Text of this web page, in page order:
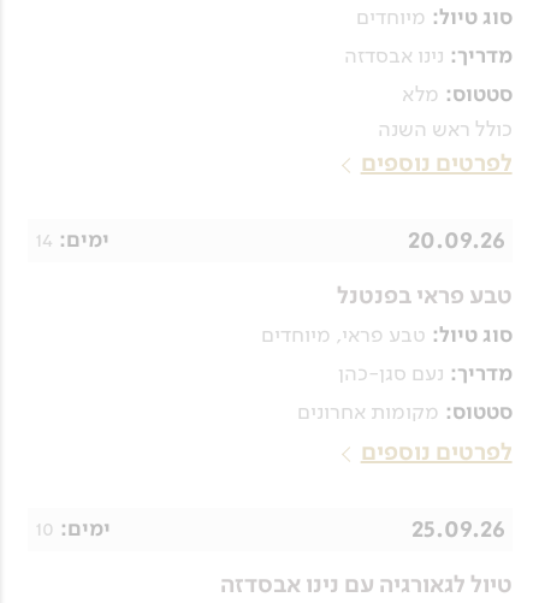
סוג טיול: מיוחדים
מדריך: נינו אבסדזה
סטטוס: מלא
כולל ראש השנה
לפרטים נוספים
טבע פראי בפנטנל
סוג טיול: טבע פראי, מיוחדים
20.09.26 ימים: 14
מדריך: נעם סגן-כהן
סטטוס: מקומות אחרונים
לפרטים נוספים
טיול לגאורגיה עם נינו אבסדזה
25.09.26 ימים: 10